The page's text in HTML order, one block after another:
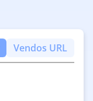
Vendos URL